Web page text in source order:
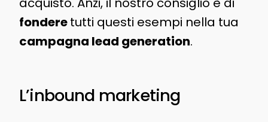
fonderetutti questi esempi nella tua
campagna lead generation.
L’inbound marketing